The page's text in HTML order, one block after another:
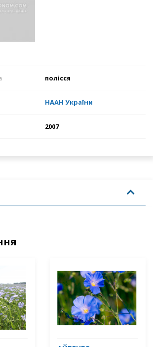
полісся
НААН України
2007